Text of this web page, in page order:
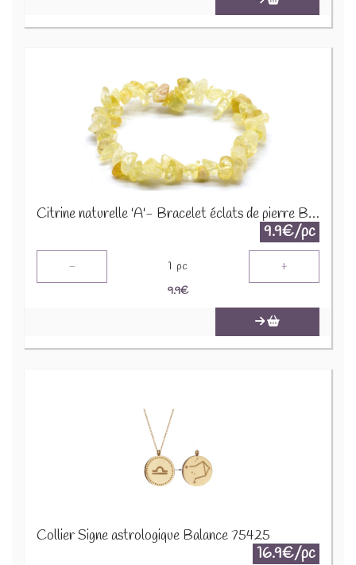
Citrine naturelle 'A'- Bracelet éclats de pierre BRC-CIT
9.9€/pc
- 1 pc +
9.9€
Collier Signe astrologique Balance 75425
16.9€/pc